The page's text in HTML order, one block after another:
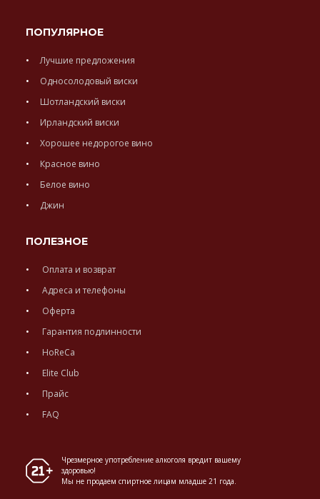
ПОПУЛЯРНОЕ
Лучшие предложения
Односолодовый виски
Шотландский виски
Ирландский виски
Хорошее недорогое вино
Красное вино
Белое вино
Джин
ПОЛЕЗНОЕ
Оплата и возврат
Адреса и телефоны
Оферта
Гарантия подлинности
HoReCa
Elite Club
Прайс
FAQ
Чрезмерное употребление алкоголя вредит вашему
здоровью!
Мы не продаем спиртное лицам младше 21 года.